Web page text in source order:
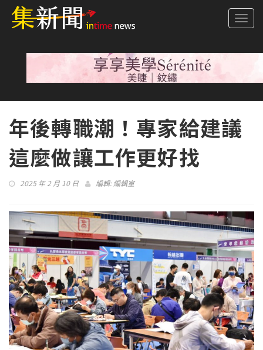
年後轉職潮！專家給建議
這麼做讓工作更好找
2025 年 2 月 10 日 編輯:編輯室